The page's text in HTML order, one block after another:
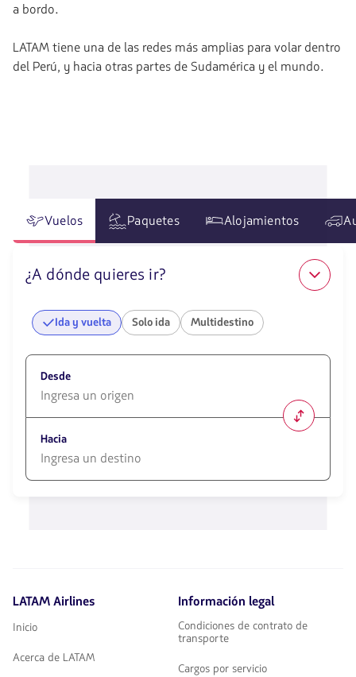
a bordo.
LATAM tiene una de las redes más amplias para volar dentro
del Perú, y hacia otras partes de Sudamérica y el mundo.
Vuelos Paquetes Alojamientos
¿A dónde quieres ir?
Ida y vuelta Solo ida Multidestino
Desde
opciones
disponibles.
Usa
las
Hacia
para
LATAM Airlines
Inicio
Acerca de LATAM
Información legal
Condiciones de contrato de
transporte
Cargos por servicio